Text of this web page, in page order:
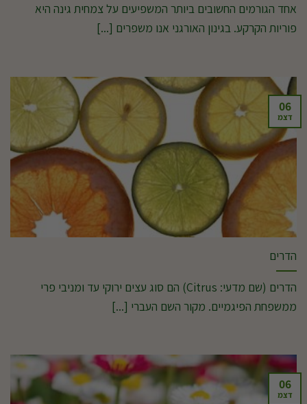
אחד הגורמים החשובים ביותר המשפיעים על צמחית גינה היא
פוריות הקרקע. בגינון האורגני אנו משפרים [...]
הדרים
הדרים (שם מדעי: Citrus) הם סוג עצים ירוקי עד ומניבי פרי
ממשפחת הפיגמיים. מקור השם העברי [...]
06
דצמ
06
דצמ